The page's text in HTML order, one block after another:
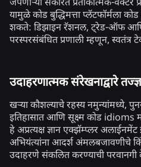
जपणाऱ्या संकरित प्रतीकात्मक-वेक्टर
यामुळे कोड बुद्धिमत्ता प्लॅटफॉर्मला
शकते: डिझाइन रॅशनल, ट्रेड-ऑफ
परस्परसंबंधित प्रणाली म्हणून, स्वतंत्र
उदाहरणात्मक संरेखनाद्वारे
खऱ्या कौशल्याचे रहस्य नमुन्यांमध्ये,
इतिहासात आणि सूक्ष्म कोड
हे अप्रत्यक्ष ज्ञान एक्झॅम्प्लर
अभियंत्यांना आदर्श अंमलबजावणीचे
उदाहरणे संकलित करण्याची परवानगी